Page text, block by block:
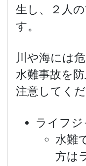
生し、２人
す。
川や海には
水難事故を
注意してくだ
ライフジ
水難
方は